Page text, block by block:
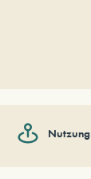
Nutzung